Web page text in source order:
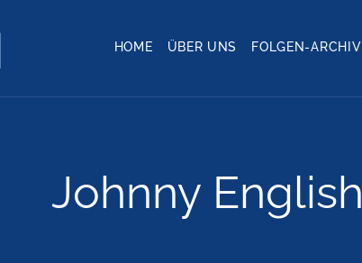
HOME ÜBER UNS FOLGEN-ARCHIV
Johnny English